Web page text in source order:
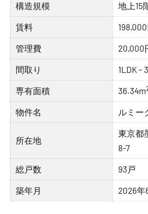
構造規模 地上15
賃料
管理費 20,000
間取り 1LDK –
専有面積 36.34m
物件名 ルミー
所在地
東京都
8-7
総戸数 93戸
築年月 2026年